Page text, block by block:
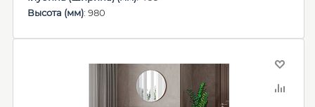
Высота (мм): 980